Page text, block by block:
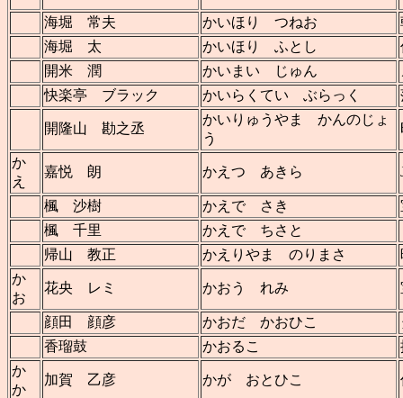
海堀 常夫 かいほり つねお
海堀 太
かいほり ふとし
開米 潤
かいまい じゅん
快楽亭 ブラック
かいらくてい ぶらっく
開隆山 勘之丞
かいりゅうやま かんのじょ
う
か
え
嘉悦 朗 かえつ あきら
楓 沙樹 かえで さき
楓 千里
かえで ちさと
帰山 教正
かえりやま のりまさ
か
お
花央 レミ かおう れみ
顔田 顔彦 かおだ かおひこ
香瑠鼓
かおるこ
か
か
加賀 乙彦 かが おとひこ